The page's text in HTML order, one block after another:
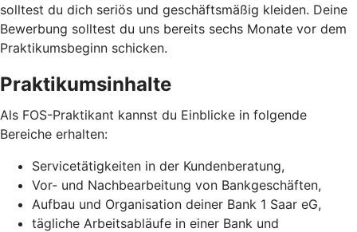
solltest du dich seriös und geschäftsmäßig kleiden. Deine
Bewerbung solltest du uns bereits sechs Monate vor dem
Praktikumsbeginn schicken.
Praktikumsinhalte
Als FOS-Praktikant kannst du Einblicke in folgende
Bereiche erhalten:
Servicetätigkeiten in der Kundenberatung,
Vor- und Nachbearbeitung von Bankgeschäften,
Aufbau und Organisation deiner Bank 1 Saar eG,
tägliche Arbeitsabläufe in einer Bank und